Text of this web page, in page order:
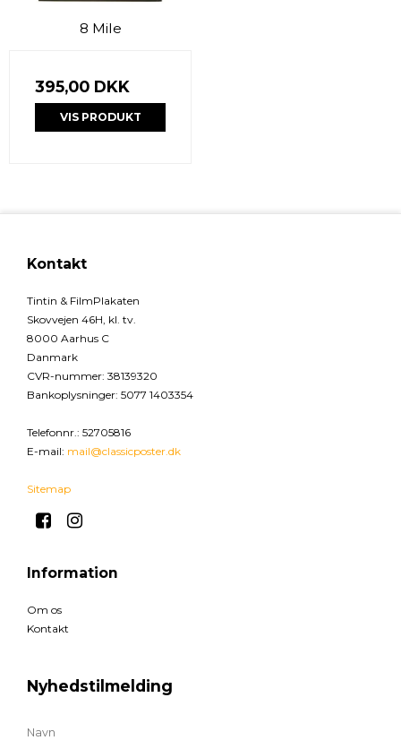
8 Mile
395,00 DKK
VIS PRODUKT
Kontakt
Tintin & FilmPlakaten
Skovvejen 46H, kl. tv.
8000 Aarhus C
Danmark
CVR-nummer: 38139320
Bankoplysninger: 5077 1403354
Telefonnr.: 52705816
E-mail: mail@classicposter.dk
Sitemap
Information
Om os
Kontakt
Nyhedstilmelding